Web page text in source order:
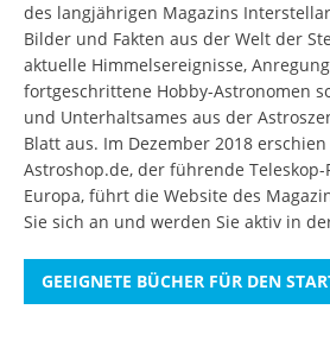
des langjährigen Magazins
Bilder und Fakten aus der Welt der
aktuelle Himmelsereignisse,
fortgeschrittene Hobby-Astronomen
und Unterhaltsames aus der
Blatt aus. Im Dezember 2018
Astroshop.de, der führende
Europa, führt die Website des
Sie sich an und werden Sie aktiv in
GEEIGNETE BÜCHER FÜR DEN